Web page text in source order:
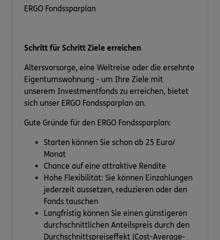
ERGO Fondssparplan
Schritt für Schritt Ziele erreichen
Altersvorsorge, eine Weltreise oder die ersehnte
Eigentumswohnung - um Ihre Ziele mit
unserem Investmentfonds zu erreichen, bietet
sich unser ERGO Fondssparplan an.
Gute Gründe für den ERGO Fondssparplan:
Starten können Sie schon ab 25 Euro/
Monat
Chance auf eine attraktive Rendite
Hohe Flexibilität: Sie können Einzahlungen
jederzeit aussetzen, reduzieren oder den
Fonds tauschen
Langfristig können Sie einen günstigeren
durchschnittlichen Anteilspreis durch den
Durchschnittspreiseffekt (Cost-Average-